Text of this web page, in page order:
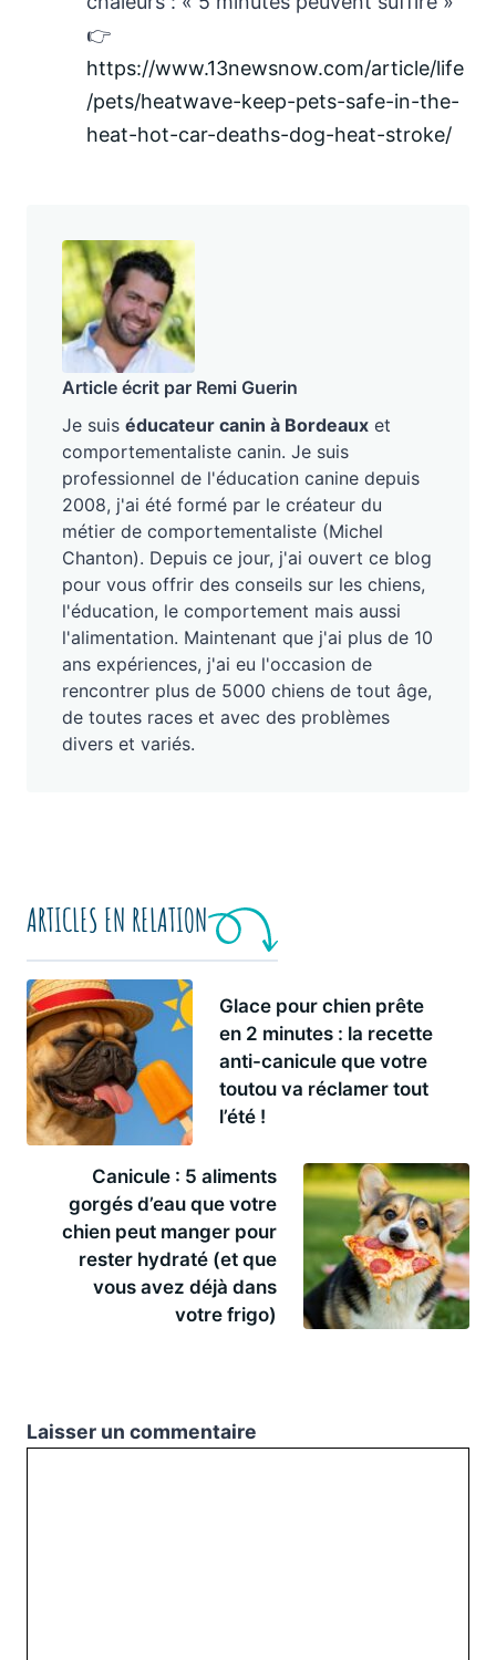
👉
https://www.13newsnow.com/article/life
/pets/heatwave-keep-pets-safe-in-the-
heat-hot-car-deaths-dog-heat-stroke/
Article écrit par Remi Guerin
Je suis éducateur canin à Bordeaux et
comportementaliste canin. Je suis
professionnel de l'éducation canine depuis
2008, j'ai été formé par le créateur du
métier de comportementaliste (Michel
Chanton). Depuis ce jour, j'ai ouvert ce blog
pour vous offrir des conseils sur les chiens,
l'éducation, le comportement mais aussi
l'alimentation. Maintenant que j'ai plus de 10
ans expériences, j'ai eu l'occasion de
rencontrer plus de 5000 chiens de tout âge,
de toutes races et avec des problèmes
divers et variés.
ARTICLES EN RELATION
Glace pour chien prête
en 2 minutes : la recette
anti-canicule que votre
toutou va réclamer tout
l’été !
Canicule : 5 aliments
gorgés d’eau que votre
chien peut manger pour
rester hydraté (et que
vous avez déjà dans
votre frigo)
Laisser un commentaire